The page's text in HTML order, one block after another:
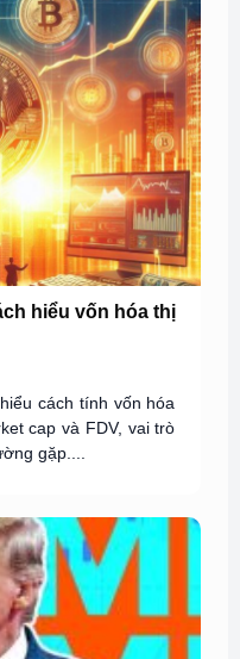
hiểu vốn hóa thị
cách tính vốn hóa
cap và FDV, vai trò
gặp....